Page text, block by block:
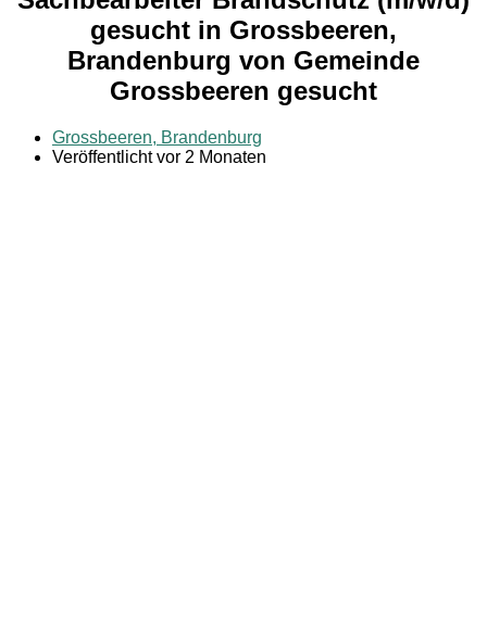
gesucht in Grossbeeren,
Brandenburg von Gemeinde
Grossbeeren gesucht
Grossbeeren, Brandenburg
Veröffentlicht vor 2 Monaten